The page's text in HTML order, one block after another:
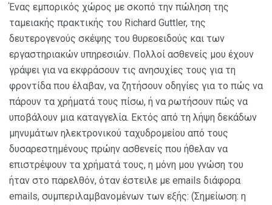
Ένας εμπορικός χώρος με σκοπό την πώληση της
ταμειακής πρακτικής του Richard Guttler, της
δευτερογενούς σκέψης του θυρεοειδούς και των
εργαστηριακών υπηρεσιών. Πολλοί ασθενείς μου έχουν
γράψει για να εκφράσουν τις ανησυχίες τους για τη
φροντίδα που έλαβαν, να ζητήσουν οδηγίες για το πώς να
πάρουν τα χρήματά τους πίσω, ή να ρωτήσουν πώς να
υποβάλουν μια καταγγελία. Εκτός από τη λήψη δεκάδων
μηνυμάτων ηλεκτρονικού ταχυδρομείου από τους
δυσαρεστημένους πρώην ασθενείς που ήθελαν να
επιστρέψουν τα χρήματά τους, η μόνη μου γνώση του
ήταν στο παρελθόν, όταν έστειλε με emails διάφορα
emails, συμπεριλαμβανομένων των εξής: (Σημείωση: η